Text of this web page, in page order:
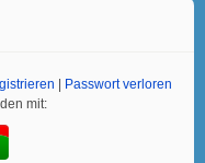
| Passwort verloren
mit: